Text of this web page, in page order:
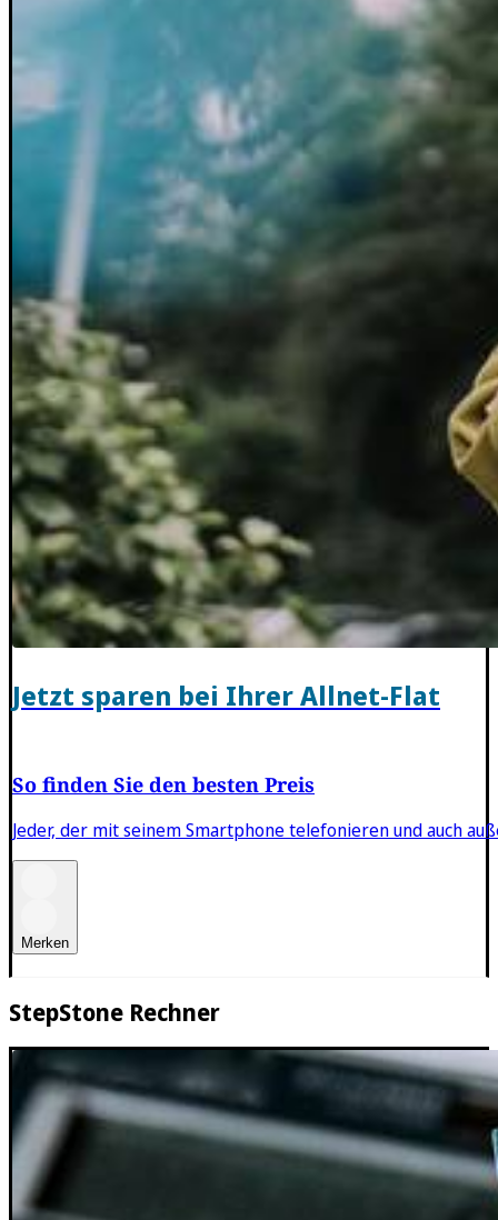
Jetzt sparen bei Ihrer Allnet-Flat
So finden Sie den besten Preis
Jeder, der mit seinem Smartphone telefonieren und auch
Merken
StepStone Rechner